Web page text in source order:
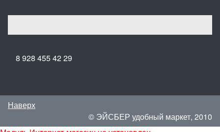
8 928 455 42 29
Наверх
© ЭЙСБЕР удобный маркет, 2010